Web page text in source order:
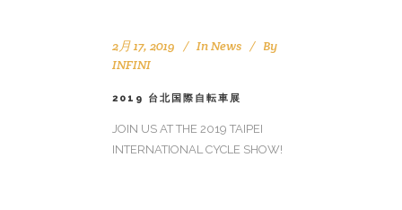
2月 17, 2019 InNews
By
INFINI
2019 台北国際自転車展
JOIN US AT THE 2019 TAIPEI
INTERNATIONAL CYCLE SHOW!